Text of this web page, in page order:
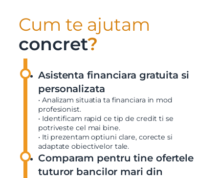
Cum te ajutam
concret?
Asistenta financiara gratuita si
personalizata
• Analizam situatia ta financiara in mod
profesionist.
• Identificam rapid ce tip de credit ti se
potriveste cel mai bine.
• Iti prezentam optiuni clare, corecte si
adaptate obiectivelor tale.
Comparam pentru tine ofertele
tuturor bancilor mari din